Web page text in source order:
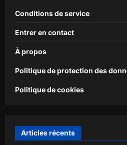
Conditions de service
Entrer en contact
À propos
Politique de protection des
Politique de cookies
Articles récents